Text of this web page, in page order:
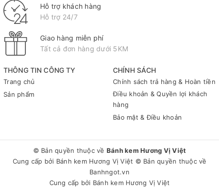
THÔNG TIN CÔNG TY
Trang chủ
Sản phẩm
CHÍNH SÁCH
Chính sách trả hàng & Hoàn tiền
Điều khoản & Quyền lợi khách
hàng
Bảo mật & Điều khoản
Hỗ trợ khách hàng
Hỗ trợ 24/7
Giao hàng miễn phí
Tất cả đơn hàng dưới 5KM
© Bản quyền thuộc về Bánh kem Hương Vị Việt
Cung cấp bởi Bánh kem Hương Vị Việt © Bản quyền thuộc về
Banhngot.vn
Cung cấp bởi Bánh kem Hương Vị Việt